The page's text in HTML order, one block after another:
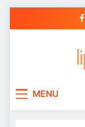
MENU